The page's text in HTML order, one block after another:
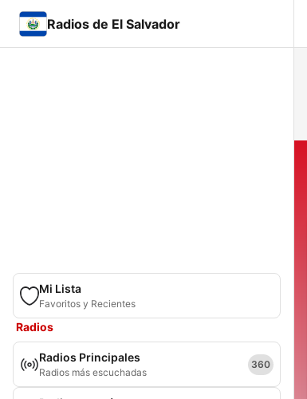
Radios de El Salvador
Mi Lista
Favoritos y Recientes
Radios
Radios Principales
Radios más escuchadas
360